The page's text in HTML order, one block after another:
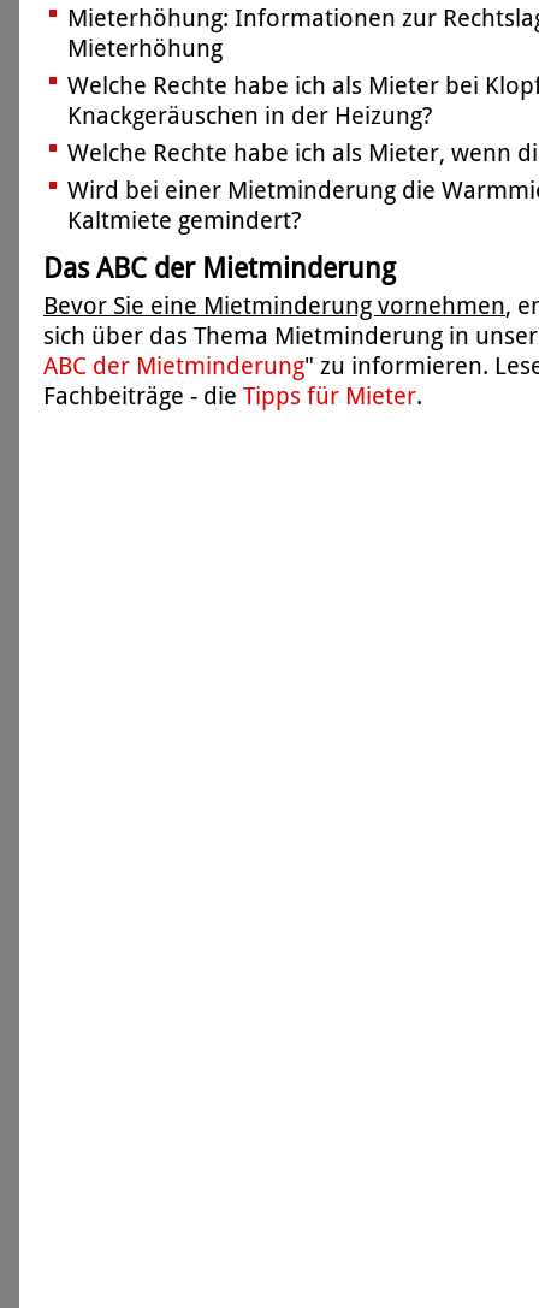
Mieterhöhung: Informationen zur
Mieterhöhung
Welche Rechte habe ich als Mieter bei
Knackgeräuschen in der Heizung?
Welche Rechte habe ich als Mieter, wenn
Wird bei einer Mietminderung die
Kaltmiete gemindert?
Das ABC der Mietminderung
Bevor Sie eine Mietminderung vornehmen,
sich über das Thema Mietminderung in
ABC der Mietminderung" zu informieren.
Fachbeiträge - die Tipps für Mieter.